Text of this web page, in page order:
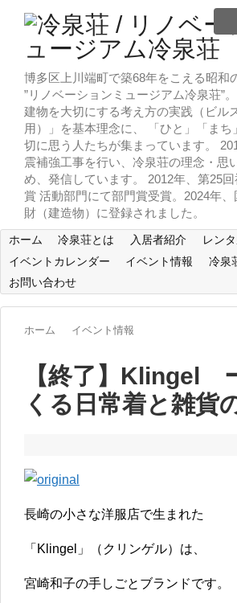
博多区上川端町で築68年をこえる昭和
”リノベーションミュージアム冷泉荘”
建物を大切にする考え方の実践（ビル
用）」を基本理念に、 「ひと」「まち
切に思う人たちが集まっています。
震補強工事を行い、冷泉荘の理念・思
め、発信しています。 2012年、第25
賞 活動部門にて部門賞受賞。2024年
財（建造物）に登録されました。
ホーム 冷泉荘とは 入居者紹介
レン
イベントカレンダー
イベント情報 冷泉
お問い合わせ
ホーム イベント情報
【終了】Klingel
くる日常着と雑貨
長崎の小さな洋服店で生まれた
「Klingel」（クリンゲル）は、
宮崎和子の手しごとブランドです。